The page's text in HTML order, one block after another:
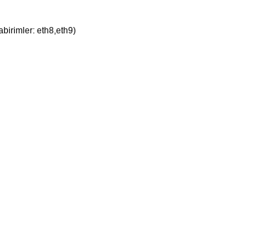
eth8,eth9)